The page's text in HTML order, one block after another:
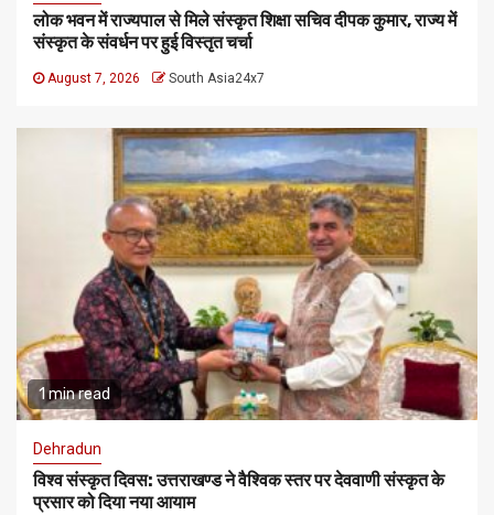
लोक भवन में राज्यपाल से मिले संस्कृत शिक्षा सचिव दीपक कुमार, राज्य में
संस्कृत के संवर्धन पर हुई विस्तृत चर्चा
August 7, 2026 South Asia24x7
1 min read
Dehradun
विश्व संस्कृत दिवस: उत्तराखण्ड ने वैश्विक स्तर पर देववाणी संस्कृत के
प्रसार को दिया नया आयाम